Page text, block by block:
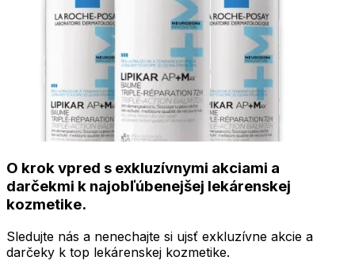
O krok vpred s exkluzívnymi akciami a
darčekmi k najobľúbenejšej lekárenskej
kozmetike.
Sledujte nás a nenechajte si ujsť exkluzívne akcie a
darčeky k top lekárenskej kozmetike.